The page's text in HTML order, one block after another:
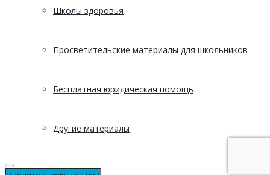
Школы здоровья
Просветительские материалы для школьников
Бесплатная юридическая помощь
Другие материалы